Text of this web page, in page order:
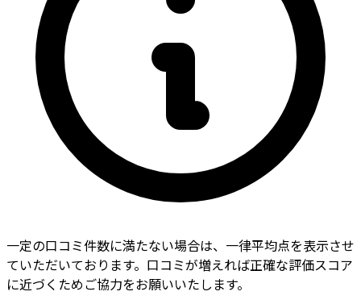
一定の口コミ件数に満たない場合は、一律平均点を表示させ
ていただいております。口コミが増えれば正確な評価スコア
に近づくためご協力をお願いいたします。